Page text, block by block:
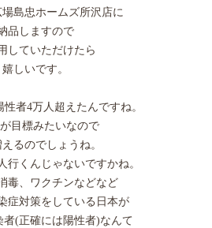
島忠ホームズ所沢店に
品しますので
していただけたら
嬉しいです。
性者4万人超えたんですね。
目標みたいなので
えるのでしょうね。
行くんじゃないですかね。
毒、ワクチンなどなど
症対策をしている日本が
者(正確には陽性者)なんて